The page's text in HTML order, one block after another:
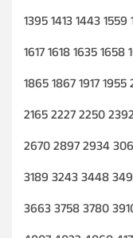
1395 1413 1443 1559
1617 1618 1635 1658
1865 1867 1917 1955
2165 2227 2250
2670 2897 2934
3189 3243 3448
3663 3758 3780